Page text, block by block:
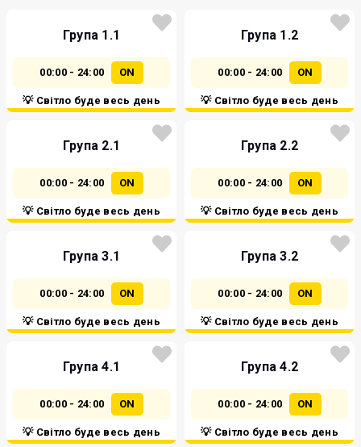
Група 1.1
00:00 - 24:00 ON
💡 Світло буде весь день
Група 1.2
00:00 - 24:00 ON
💡 Світло буде весь день
Група 2.1
00:00 - 24:00 ON
💡 Світло буде весь день
Група 2.2
00:00 - 24:00 ON
💡 Світло буде весь день
Група 3.1
00:00 - 24:00 ON
💡 Світло буде весь день
Група 3.2
00:00 - 24:00 ON
💡 Світло буде весь день
Група 4.1
00:00 - 24:00 ON
💡 Світло буде весь день
Група 4.2
00:00 - 24:00 ON
💡 Світло буде весь день